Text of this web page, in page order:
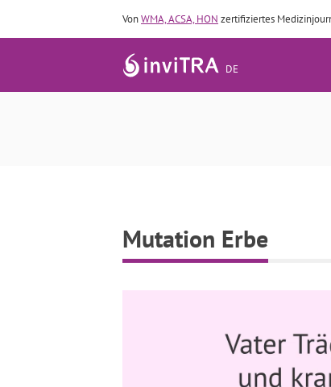
VonWMA, ACSA, HON zertifiziertes
DE
Mutation Erbe